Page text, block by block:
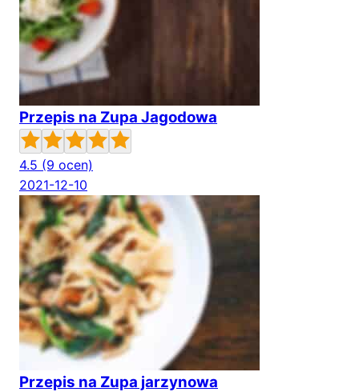
Przepis na Zupa Jagodowa
4.5 (9 ocen)
2021-12-10
Przepis na Zupa jarzynowa